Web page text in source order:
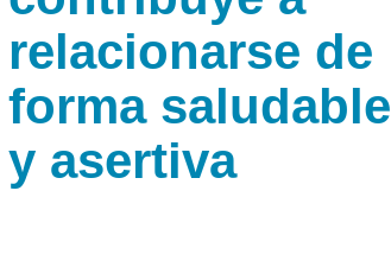
relacionarse de
forma saludable
y asertiva